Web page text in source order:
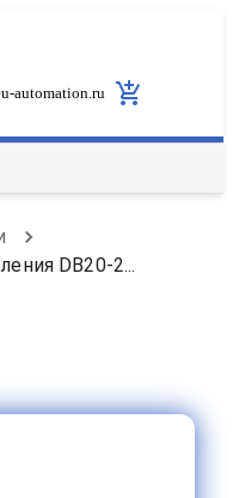
automation.ru
DB20-2...